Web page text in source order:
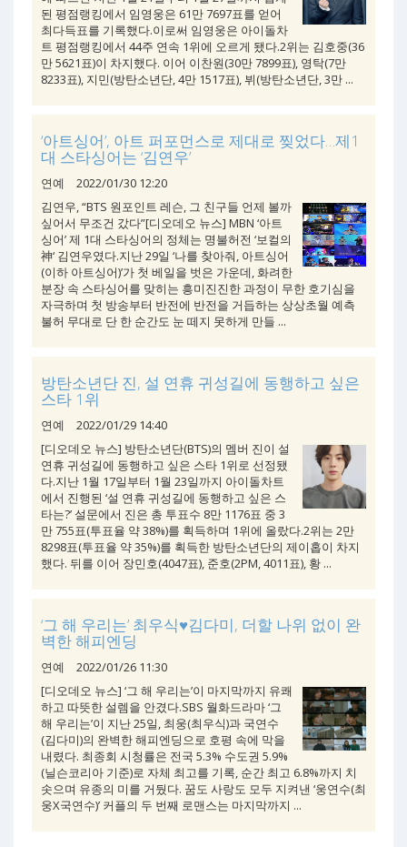
된 평점랭킹에서 임영웅은 61만 7697표를 얻어
최다득표를 기록했다.이로써 임영웅은 아이돌차
트 평점랭킹에서 44주 연속 1위에 오르게 됐다.2위는 김호중(36
만 5621표)이 차지했다. 이어 이찬원(30만 7899표), 영탁(7만
8233표), 지민(방탄소년단, 4만 1517표), 뷔(방탄소년단, 3만 ...
‘아트싱어’, 아트 퍼포먼스로 제대로 찢었다…제1
대 스타싱어는 ‘김연우’
연예
2022/01/30 12:20
김연우, “BTS 원포인트 레슨, 그 친구들 언제 볼까
싶어서 무조건 갔다”[디오데오 뉴스] MBN ‘아트
싱어’ 제 1대 스타싱어의 정체는 명불허전 ‘보컬의
神‘ 김연우였다.지난 29일 ‘나를 찾아줘, 아트싱어
(이하 아트싱어)’가 첫 베일을 벗은 가운데, 화려한
분장 속 스타싱어를 맞히는 흥미진진한 과정이 무한 호기심을
자극하며 첫 방송부터 반전에 반전을 거듭하는 상상초월 예측
불허 무대로 단 한 순간도 눈 떼지 못하게 만들 ...
방탄소년단 진, 설 연휴 귀성길에 동행하고 싶은
스타 1위
연예
2022/01/29 14:40
[디오데오 뉴스] 방탄소년단(BTS)의 멤버 진이 설
연휴 귀성길에 동행하고 싶은 스타 1위로 선정됐
다.지난 1월 17일부터 1월 23일까지 아이돌차트
에서 진행된 ‘설 연휴 귀성길에 동행하고 싶은 스
타는?’ 설문에서 진은 총 투표수 8만 1176표 중 3
만 755표(투표율 약 38%)를 획득하며 1위에 올랐다.2위는 2만
8298표(투표율 약 35%)를 획득한 방탄소년단의 제이홉이 차지
했다. 뒤를 이어 장민호(4047표), 준호(2PM, 4011표), 황 ...
‘그 해 우리는’ 최우식♥김다미, 더할 나위 없이 완
벽한 해피엔딩
연예
2022/01/26 11:30
[디오데오 뉴스] ‘그 해 우리는’이 마지막까지 유쾌
하고 따뜻한 설렘을 안겼다.SBS 월화드라마 ‘그
해 우리는’이 지난 25일, 최웅(최우식)과 국연수
(김다미)의 완벽한 해피엔딩으로 호평 속에 막을
내렸다. 최종회 시청률은 전국 5.3% 수도권 5.9%
(닐슨코리아 기준)로 자체 최고를 기록, 순간 최고 6.8%까지 치
솟으며 유종의 미를 거뒀다. 꿈도 사랑도 모두 지켜낸 ‘웅연수(최
웅X국연수)’ 커플의 두 번째 로맨스는 마지막까지 ...